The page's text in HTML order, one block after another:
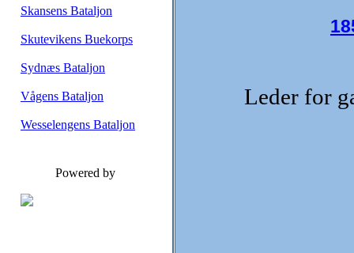
Skansens Bataljon
Skutevikens Buekorps
Sydnæs Bataljon
Vågens Bataljon
Wesselengens Bataljon
Powered by
Leder for